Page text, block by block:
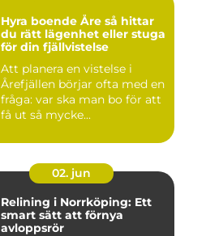
Hyra boende Åre så hittar
du rätt lägenhet eller stuga
för din fjällvistelse
Att planera en vistelse i
Årefjällen börjar ofta med en
fråga: var ska man bo för att
få ut så mycke...
02. jun
Relining i Norrköping: Ett
smart sätt att förnya
avloppsrör